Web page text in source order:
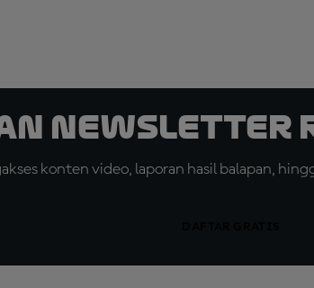
Newsletter
konten video, laporan hasil balapan,